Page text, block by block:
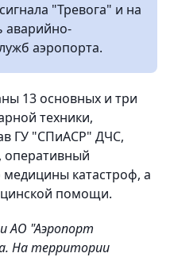
"Тревога" и на
аварийно-
аэропорта.
13 основных и три
техники,
ГУ "СПиАСР" ДЧС,
катастроф, а
помощи.
АО "Аэропорт
На территории